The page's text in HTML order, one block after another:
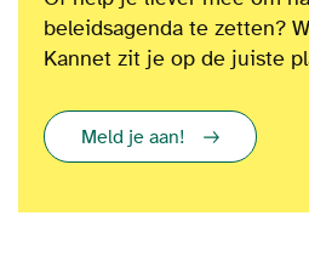
beleidsagenda te zetten?
Kannet zit je op de juiste
Meld je aan!